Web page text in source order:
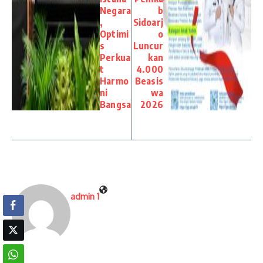
Negara
,
Optimi
s
Perkua
t
Harmo
ni
Bangsa
b
Sidoarj
o
Luncur
kan
4.000
Beasis
wa
2026
admin 1